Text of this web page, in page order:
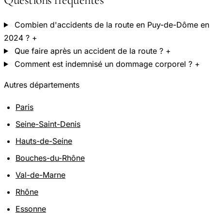
Combien d'accidents de la route en Puy-de-Dôme en
2024 ? +
Que faire après un accident de la route ? +
Comment est indemnisé un dommage corporel ? +
Autres départements
Paris
Seine-Saint-Denis
Hauts-de-Seine
Bouches-du-Rhône
Val-de-Marne
Rhône
Essonne